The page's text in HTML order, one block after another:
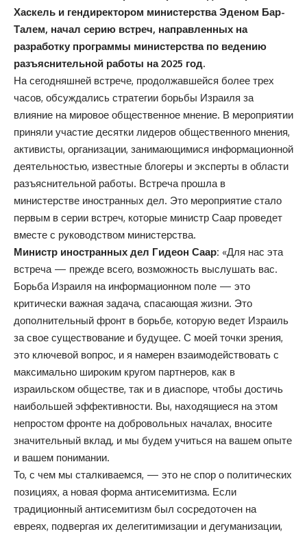
Хаскель и гендиректором министерства Эденом Бар-
Талем, начал серию встреч, направленных на
разработку программы министерства по ведению
разъяснительной работы на 2025 год.
На сегодняшней встрече, продолжавшейся более трех
часов, обсуждались стратегии борьбы Израиля за
влияние на мировое общественное мнение. В мероприятии
приняли участие десятки лидеров общественного мнения,
активисты, организации, занимающимися информационной
деятельностью, известные блогеры и эксперты в области
разъяснительной работы. Встреча прошла в
министерстве иностранных дел. Это мероприятие стало
первым в серии встреч, которые министр Саар проведет
вместе с руководством министерства.
Министр иностранных дел Гидеон Саар: «Для нас эта
встреча — прежде всего, возможность выслушать вас.
Борьба Израиля на информационном поле — это
критически важная задача, спасающая жизни. Это
дополнительный фронт в борьбе, которую ведет Израиль
за свое существование и будущее. С моей точки зрения,
это ключевой вопрос, и я намерен взаимодействовать с
максимально широким кругом партнеров, как в
израильском обществе, так и в диаспоре, чтобы достичь
наибольшей эффективности. Вы, находящиеся на этом
непростом фронте на добровольных началах, вносите
значительный вклад, и мы будем учиться на вашем опыте
и вашем понимании.
То, с чем мы сталкиваемся, — это не спор о политических
позициях, а новая форма антисемитизма. Если
традиционный антисемитизм был сосредоточен на
евреях, подвергая их делегитимизации и дегуманизации,